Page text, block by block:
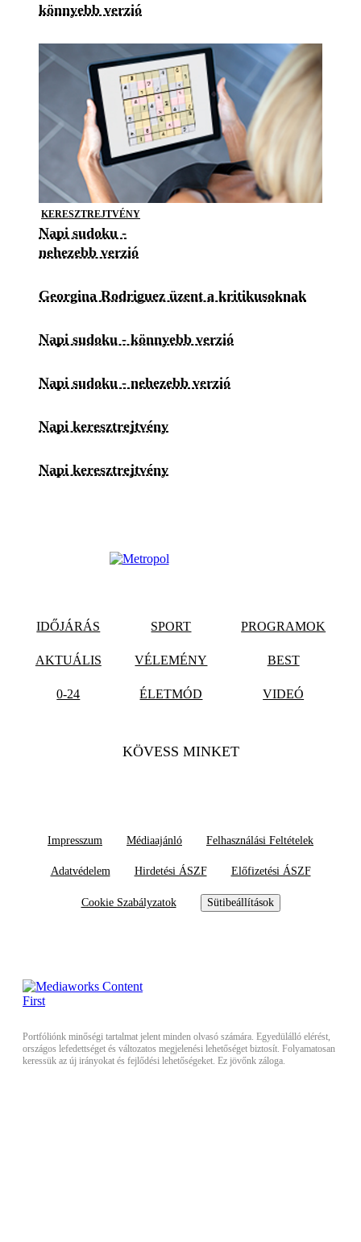
könnyebb verzió
KERESZTREJTVÉNY
Napi sudoku -
nehezebb verzió
Georgina Rodriguez üzent a kritikusoknak
Napi sudoku - könnyebb verzió
Napi sudoku - nehezebb verzió
Napi keresztrejtvény
Napi keresztrejtvény
IDŐJÁRÁS SPORT PROGRAMOK
AKTUÁLIS VÉLEMÉNY BEST
0-24 ÉLETMÓD VIDEÓ
KÖVESS MINKET
Impresszum Médiaajánló Felhasználási Feltételek
Adatvédelem Hirdetési ÁSZF Előfizetési ÁSZF
Cookie Szabályzatok Sütibeállítások
Portfóliónk minőségi tartalmat jelent minden olvasó számára. Egyedülálló elérést,
országos lefedettséget és változatos megjelenési lehetőséget biztosít. Folyamatosan
keressük az új irányokat és fejlődési lehetőségeket. Ez jövőnk záloga.